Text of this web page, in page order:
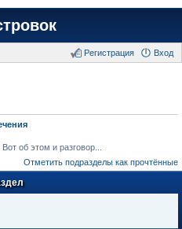
Вход
Регистрация
об этом и разговор...
Отметить подразделы как прочтённые